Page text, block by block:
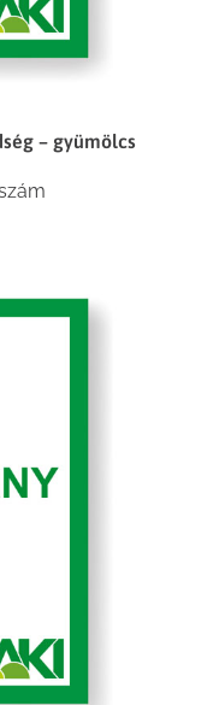
– gyümölcs